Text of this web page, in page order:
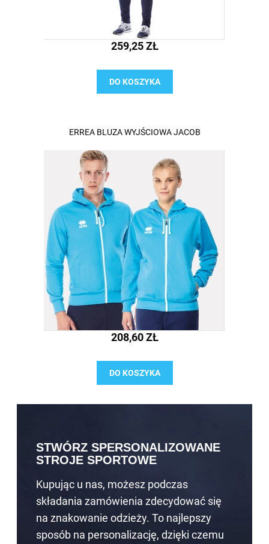
259,25 ZŁ
DO KOSZYKA
ERREA BLUZA WYJŚCIOWA JACOB
208,60 ZŁ
DO KOSZYKA
STWÓRZ SPERSONALIZOWANE
STROJE SPORTOWE
Kupując u nas, możesz podczas
składania zamówienia zdecydować się
na znakowanie odzieży. To najlepszy
sposób na personalizację, dzięki czemu